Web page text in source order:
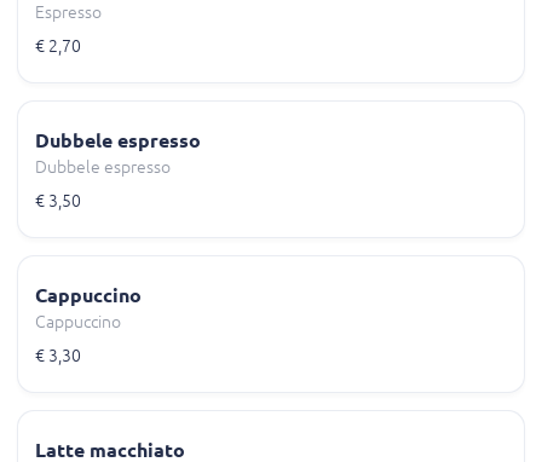
Espresso
€ 2,70
Dubbele espresso
Dubbele espresso
€ 3,50
Cappuccino
Cappuccino
€ 3,30
Latte macchiato